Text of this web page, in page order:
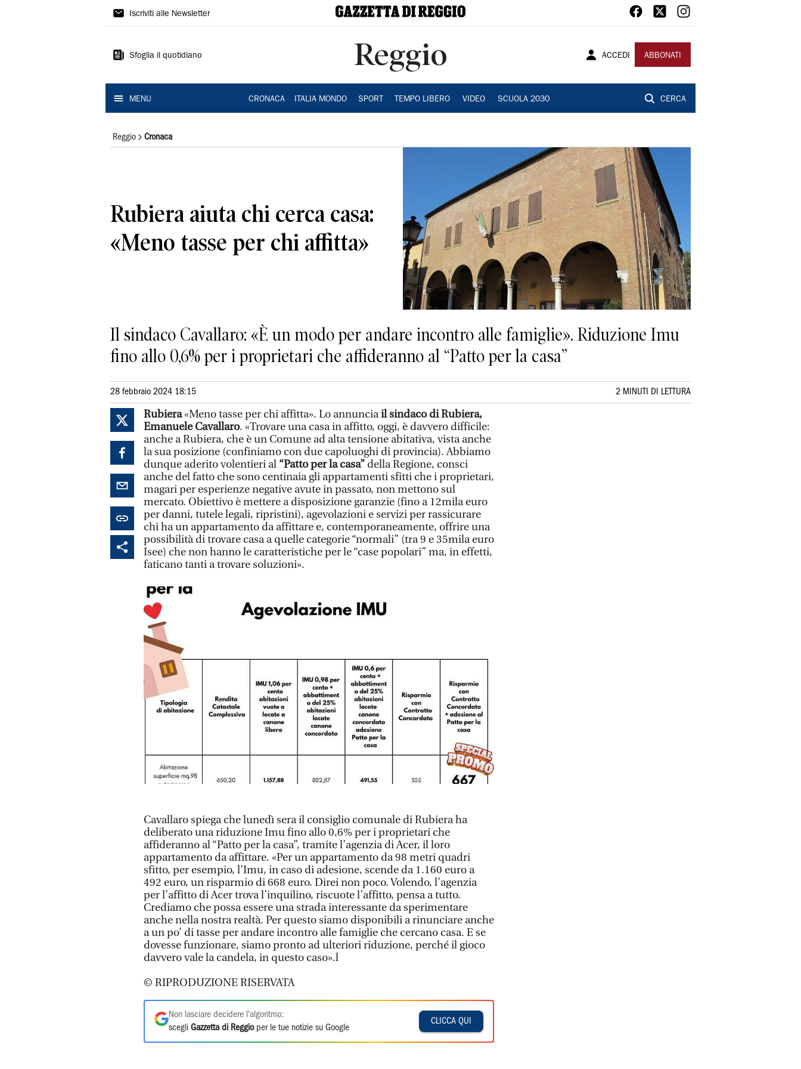
Gazzetta
Reggio
Iscriviti alle Newsletter
Sfoglia il quotidiano Reggio ACCEDI ABBONATI
MENU CRONACA ITALIA MONDO SPORT TEMPO LIBERO VIDEO SCUOLA 2030 CERCA
Reggio Cronaca
Rubiera aiuta chi cerca casa:
«Meno tasse per chi affitta»
Il sindaco Cavallaro: «È un modo per andare incontro alle famiglie». Riduzione Imu
fino allo 0,6% per i proprietari che affideranno al “Patto per la casa”
28 febbraio 2024 18:15 2 MINUTI DI LETTURA
Rubiera«Meno tasse per chi affitta». Lo annunciail sindaco di Rubiera,
Emanuele Cavallaro. «Trovare una casa in affitto, oggi, è davvero difficile:
anche a Rubiera, che è un Comune ad alta tensione abitativa, vista anche
la sua posizione (confiniamo con due capoluoghi di provincia). Abbiamo
dunque aderito volentieri al “Patto per la casa” della Regione, consci
anche del fatto che sono centinaia gli appartamenti sfitti che i proprietari,
magari per esperienze negative avute in passato, non mettono sul
mercato. Obiettivo è mettere a disposizione garanzie (fino a 12mila euro
per danni, tutele legali, ripristini), agevolazioni e servizi per rassicurare
chi ha un appartamento da affittare e, contemporaneamente, offrire una
possibilità di trovare casa a quelle categorie “normali” (tra 9 e 35mila euro
Isee) che non hanno le caratteristiche per le “case popolari” ma, in effetti,
faticano tanti a trovare soluzioni».
Cavallaro spiega che lunedì sera il consiglio comunale di Rubiera ha
deliberato una riduzione Imu fino allo 0,6% per i proprietari che
affideranno al “Patto per la casa”, tramite l’agenzia di Acer, il loro
appartamento da affittare. «Per un appartamento da 98 metri quadri
sfitto, per esempio, l’Imu, in caso di adesione, scende da 1.160 euro a
492 euro, un risparmio di 668 euro. Direi non poco. Volendo, l’agenzia
per l’affitto di Acer trova l’inquilino, riscuote l’affitto, pensa a tutto.
Crediamo che possa essere una strada interessante da sperimentare
anche nella nostra realtà. Per questo siamo disponibili a rinunciare anche
a un po’ di tasse per andare incontro alle famiglie che cercano casa. E se
dovesse funzionare, siamo pronto ad ulteriori riduzione, perché il gioco
davvero vale la candela, in questo caso».l
© RIPRODUZIONE RISERVATA
Non lasciare decidere l'algoritmo:
scegli Gazzetta di Reggioper le tue notizie su Google
CLICCA QUI